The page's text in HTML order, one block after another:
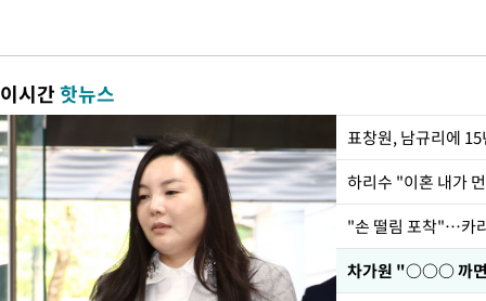
이시간핫뉴스
하리수 "이혼 내가
"손 떨림 포착"…카